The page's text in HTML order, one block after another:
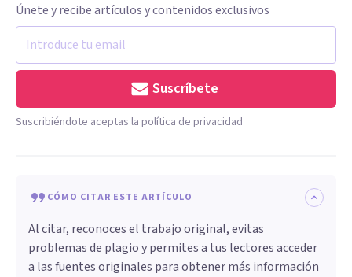
Únete y recibe artículos y contenidos exclusivos
Suscríbete
Suscribiéndote aceptas la política de privacidad
CÓMO CITAR ESTE ARTÍCULO
Al citar, reconoces el trabajo original, evitas
problemas de plagio y permites a tus lectores acceder
a las fuentes originales para obtener más información